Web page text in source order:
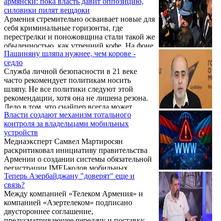
экономического союза. Подчеркивается, что
обнуление доходов от участия в
евразийской интеграции не позволит за
счет членов ЕАЭС обеспечить
устойчивость "гребущих" в сторону ЕС
армянских властей.
силовики пилят вещдоки
Армения стремительно осваивает новые для
себя криминальные горизонты, где
перестрелки и поножовщина стали такой же
обыденностью, как утренний кофе. На фоне
резкого всплеска уличной преступности
правоохранительная система страны
демонстрирует удивительные приоритеты:
вместо поимки бандитов люди в погонах
все чаще предпочитают запускать руки в
чужие карманы, причем не выходя из
собственных кабинетов.
Пашиняну шляпа нужнее, чем корове -
седло
Служба личной безопасности в 21 веке
часто рекомендует политикам носить
шляпу. Не все политики следуют этой
рекомендации, хотя она не лишена резона.
Дело в том, что снайпер всегда может
ошибиться, целясь в голову, на которую
надета шляпа. Имеет место известный
феномен обмана зрения между пустым
пространством внутри головного убора и
головой. Оно может ввести снайпера в
заблуждение. Пашинян, как известно,
больше всего боится покушений на свою
драгоценную персону. Началось это задолго
до последней ...
Власти создают механизм тотального
контроля за владельцами мобильных
устройств
Медиаэксперт Самвел Мартиросян
раскритиковал инициативу правительства
Армении о создании системы обязательной
регистрации IMEI-кодов мобильных
телефонов. По его мнению, под предлогом
борьбы с «серым» импортом власти создают
механизм тотального контроля за
владельцами мобильных устройств.
Теперь Азербайджану "доверят" еще и
связь?
Между компанией «Телеком Армения» и
компанией «Азертелеком» подписано
двустороннее соглашение,